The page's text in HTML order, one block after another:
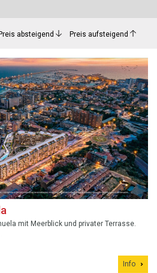
Preis absteigend Preis aufsteigend
mit Meerblick und privater Terrasse.
Info